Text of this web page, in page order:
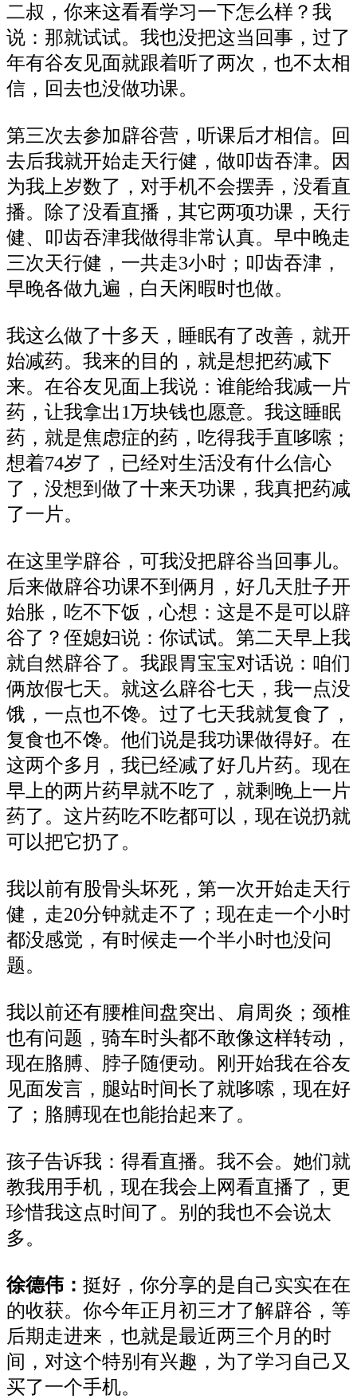
二叔，你来这看看学习一下怎么样？我
说：那就试试。我也没把这当回事，过了
年有谷友见面就跟着听了两次，也不太相
信，回去也没做功课。
第三次去参加辟谷营，听课后才相信。回
去后我就开始走天行健，做叩齿吞津。因
为我上岁数了，对手机不会摆弄，没看直
播。除了没看直播，其它两项功课，天行
健、叩齿吞津我做得非常认真。早中晚走
三次天行健，一共走3小时；叩齿吞津，
早晚各做九遍，白天闲暇时也做。
我这么做了十多天，睡眠有了改善，就开
始减药。我来的目的，就是想把药减下
来。在谷友见面上我说：谁能给我减一片
药，让我拿出1万块钱也愿意。我这睡眠
药，就是焦虑症的药，吃得我手直哆嗦 ；
想着74岁了，已经对生活没有什么信心
了 ， 没想到做了十来天功课，我真把药减
了一片。
在这里学辟谷，可我没把辟谷当回事儿。
后来做辟谷功课不到俩月，好几天肚子开
始胀，吃不下饭，心想：这是不是可以辟
谷了？侄媳妇说：你试试。第二天早上我
就自然辟谷了。我跟胃宝宝对话说：咱们
俩放假七天。就这么辟谷七天，我一点没
饿，一点也不馋。过了七天我就复食了，
复食也不馋。他们说是我功课做得好。在
这两个多月，我已经减了好几片药。现在
早上的两片药早就不吃了，就剩晚上一片
药了。这片药吃不吃都可以，现在说扔就
可以把它扔了。
我以前有股骨头坏死，第一次开始走天行
健，走20分钟就走不了 ； 现在走一个小时
都没感觉，有时候走一个半小时也没问
题。
我以前还有腰椎间盘突出、肩周炎 ； 颈椎
也有问题，骑车时头都不敢像这样转动 ，
现在胳膊、脖子随便动。刚开始我在谷友
见面发言，腿站时间长了就哆嗦，现在好
了 ； 胳膊现在也能抬起来了。
孩子告诉我：得看直播。我不会。她们就
教我用手机，现在我会上网看直播了，更
珍惜我这点时间了。别的我也不会说太
多。
徐德伟： 挺好，你分享的是自己实实在在
的收获。你今年正月初三才了解辟谷 ， 等
后期走进来，也就是最近两三个月的时
间 ， 对这个特别有兴趣 ， 为了学习自己又
买了一个手机。